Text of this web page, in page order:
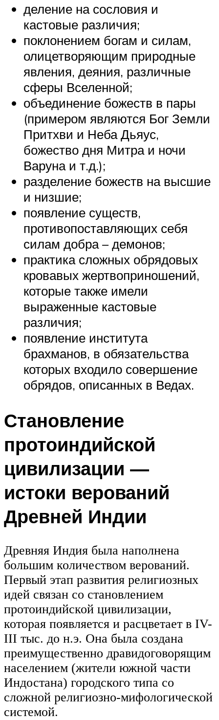
деление на сословия и
кастовые различия;
поклонением богам и силам,
олицетворяющим природные
явления, деяния, различные
сферы Вселенной;
объединение божеств в пары
(примером являются Бог Земли
Притхви и Неба Дьяус,
божество дня Митра и ночи
Варуна и т.д.);
разделение божеств на высшие
и низшие;
появление существ,
противопоставляющих себя
силам добра – демонов;
практика сложных обрядовых
кровавых жертвоприношений,
которые также имели
выраженные кастовые
различия;
появление института
брахманов, в обязательства
которых входило совершение
обрядов, описанных в Ведах.
Становление
протоиндийской
цивилизации —
истоки верований
Древней Индии
Древняя Индия была наполнена
большим количеством верований.
Первый этап развития религиозных
идей связан со становлением
протоиндийской цивилизации,
которая появляется и расцветает в IV-
III тыс. до н.э. Она была создана
преимущественно дравидоговорящим
населением (жители южной части
Индостана) городского типа со
сложной религиозно-мифологической
системой.